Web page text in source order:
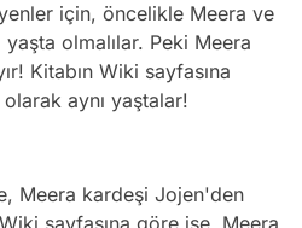
için, öncelikle Meera ve
olmalılar. Peki Meera
Kitabın Wiki sayfasına
aynı yaştalar!
Meera kardeşi Jojen'den